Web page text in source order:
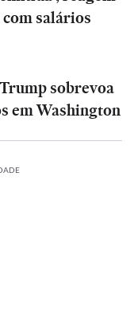
salários
sobrevoa
em Washington